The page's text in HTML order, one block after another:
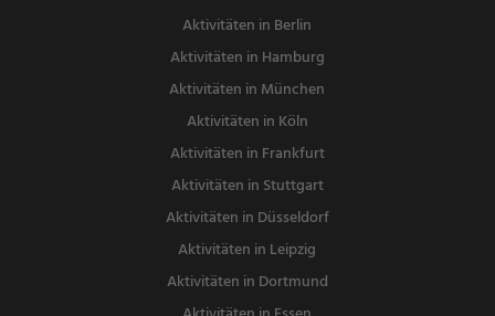
Aktivitäten in Berlin
Aktivitäten in Hamburg
Aktivitäten in München
Aktivitäten in Köln
Aktivitäten in Frankfurt
Aktivitäten in Stuttgart
Aktivitäten in Düsseldorf
Aktivitäten in Leipzig
Aktivitäten in Dortmund